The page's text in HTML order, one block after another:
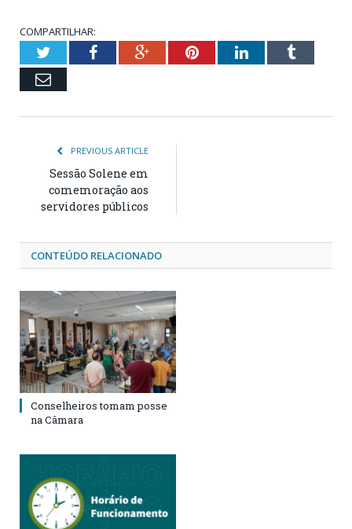
COMPARTILHAR:
TwitterFacebookGoogle+PinterestLinkedInTumblr
Email
PREVIOUS ARTICLE
Sessão Solene em
comemoração aos
servidores públicos
CONTEÚDO RELACIONADO
Conselheiros tomam posse
na Câmara